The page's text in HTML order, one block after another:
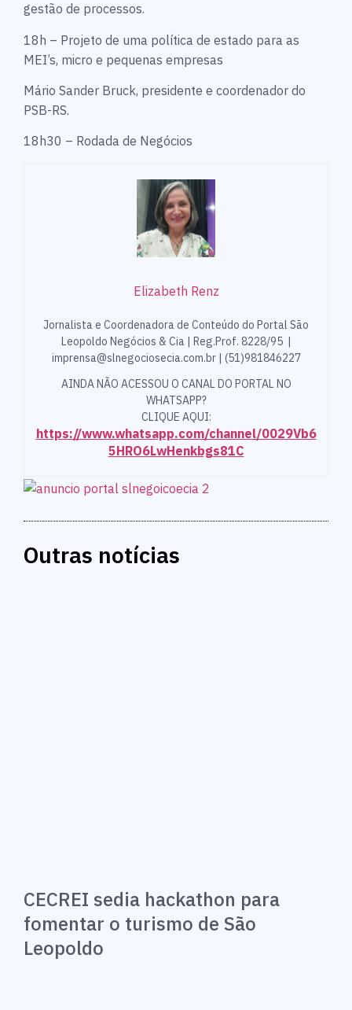
gestão de processos.
18h – Projeto de uma política de estado para as
MEI’s, micro e pequenas empresas
Mário Sander Bruck, presidente e coordenador do
PSB-RS.
18h30 – Rodada de Negócios
Elizabeth Renz
Jornalista e Coordenadora de Conteúdo do Portal São
Leopoldo Negócios & Cia | Reg.Prof. 8228/95 |
imprensa@slnegociosecia.com.br | (51)981846227
AINDA NÃO ACESSOU O CANAL DO PORTAL NO
WHATSAPP?
CLIQUE AQUI:
https://www.whatsapp.com/channel/0029Vb6
5HRO6LwHenkbgs81C
Outras notícias
CECREI sedia hackathon para
fomentar o turismo de São
Leopoldo